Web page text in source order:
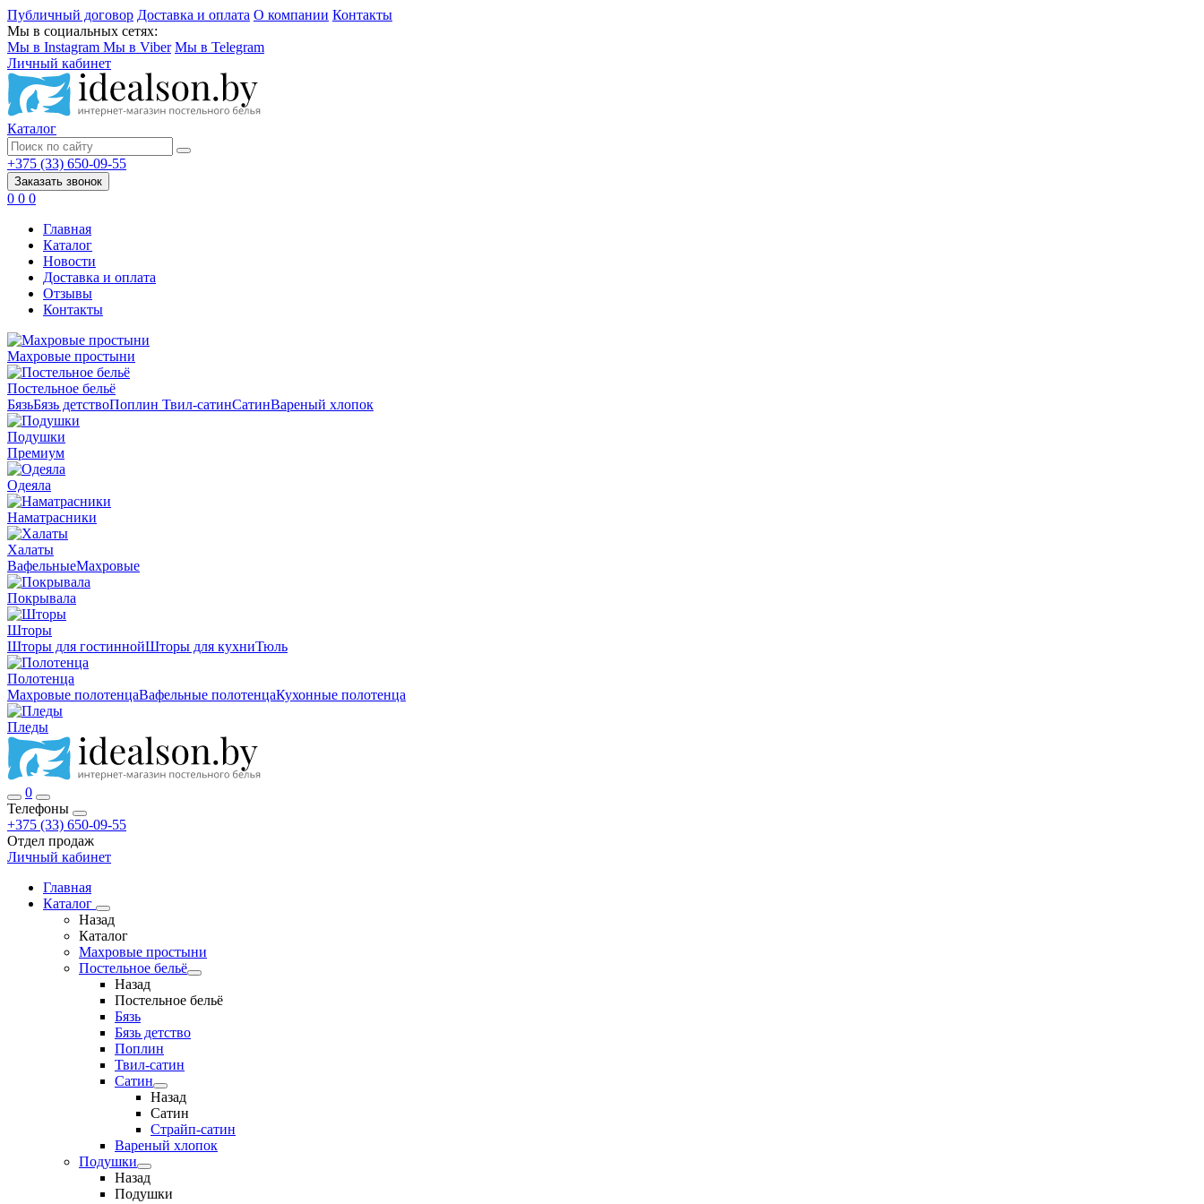
Публичный договор Доставка и оплата О компании Контакты
Мы в социальных сетях:
Мы в Instagram Мы в Viber Мы в Telegram
Личный кабинет
Каталог
+375 (33) 650-09-55
Заказать звонок
0 0 0
Главная
Каталог
Новости
Доставка и оплата
Отзывы
Контакты
Махровые простыни
Постельное бельё
БязьБязь детствоПоплин Твил-сатинСатинВареный хлопок
Подушки
Премиум
Одеяла
Наматрасники
Халаты
ВафельныеМахровые
Покрывала
Шторы
Шторы для гостиннойШторы для кухниТюль
Полотенца
Махровые полотенцаВафельные полотенцаКухонные полотенца
Пледы
0
Телефоны
+375 (33) 650-09-55
Отдел продаж
Личный кабинет
Главная
Каталог
Назад
Каталог
Махровые простыни
Постельное бельё
Назад
Постельное бельё
Бязь
Бязь детство
Поплин
Твил-сатин
Сатин
Назад
Сатин
Страйп-сатин
Вареный хлопок
Подушки
Назад
Подушки